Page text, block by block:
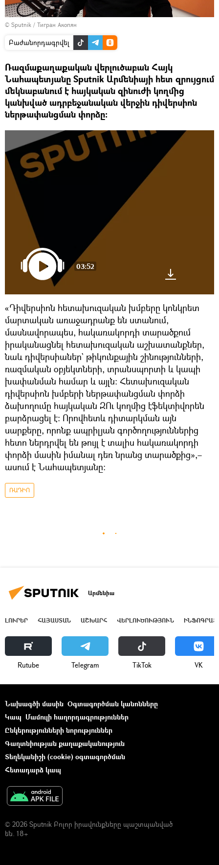
© Sputnik / Тигран Акопян
Բաժանորդագրվել
Ռազմաքաղաքական վերլուծաբան Հայկ
Նահապետյանը Sputnik Արմենիայի հետ զրույցում
մեկնաբանում է հայկական զինուժի կողմից
կանխված ադրբեջանական վերջին դիվերսիոն
ներթափանցման փորձը։
03:52
«Դիվերսիոն հետախուզական խմբերը կոնկրետ
մարտական առաջադրանք են ստանում,
մասնավորապես, հակառակորդի տարածքում
իրականացնել հետախուզական աշխատանքներ,
նաև դիվերսիաներ` թիկունքային շինությունների,
ռազմական օբյեկտների, տրանսպորտի և կապի
խափանման համար և այլն։ Հետախուզական
դիվերսիոն խմբերի ներթափանցման փորձի
ձախողումը հայկական ԶՈւ կողմից էֆեկտիվորեն
բարձրացել է։ Որովհետև դիտարկման այն
սարքերը, որոնք ապրիլյան գործողություններից
հետո ներդրվել են թույլ է տալիս հակառակորդի
փորձի մասին իմանալ դեռ նրանց տարածքից»,–
ասում է Նահապետյանը։
ՌԱԴԻՈ
Արմենիա
ԼՈՒՐԵՐ ՀԱՅԱՍՏԱՆ ԱՇԽԱՐՀ ՎԵՐԼՈՒԾՈՒԹՅՈՒՆ
Rutube Telegram ТikТоk VK
Նախագծի մասին Օգտագործման կանոնները
Կապ Մամուլի հաղորդագրություններ
Ընկերությունների նորություններ
Գաղտնիության քաղաքականություն
Տեղեկանիշի (cookie) օգտագործման
Հետադարձ կապ
© 2026 Sputnik Բոլոր իրավունքները պաշտպանված
են. 18+